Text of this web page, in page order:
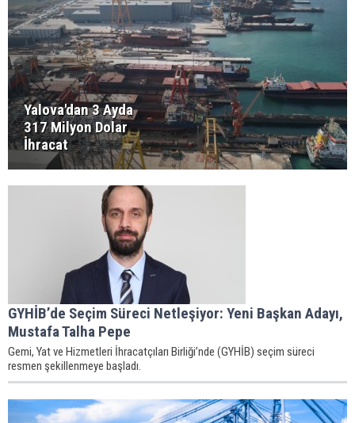
Yalova'dan 3 Ayda
317 Milyon Dolar
İhracat
GYHİB’de Seçim Süreci Netleşiyor: Yeni Başkan Adayı,
Mustafa Talha Pepe
Gemi, Yat ve Hizmetleri İhracatçıları Birliği’nde (GYHİB) seçim süreci
resmen şekillenmeye başladı.